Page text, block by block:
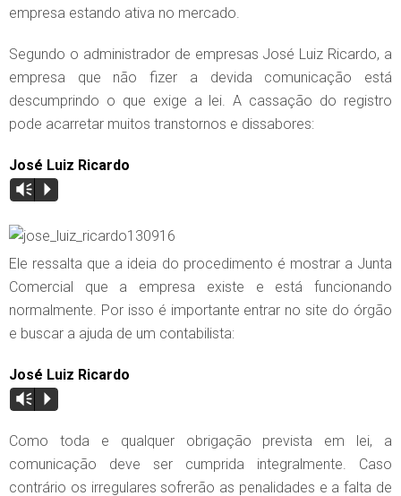
empresa estando ativa no mercado.
Segundo o administrador de empresas José Luiz Ricardo, a
empresa que não fizer a devida comunicação está
descumprindo o que exige a lei. A cassação do registro
pode acarretar muitos transtornos e dissabores:
José Luiz Ricardo
Vm P
Ele ressalta que a ideia do procedimento é mostrar a Junta
Comercial que a empresa existe e está funcionando
normalmente. Por isso é importante entrar no site do órgão
e buscar a ajuda de um contabilista:
José Luiz Ricardo
Vm P
Como toda e qualquer obrigação prevista em lei, a
comunicação deve ser cumprida integralmente. Caso
contrário os irregulares sofrerão as penalidades e a falta de